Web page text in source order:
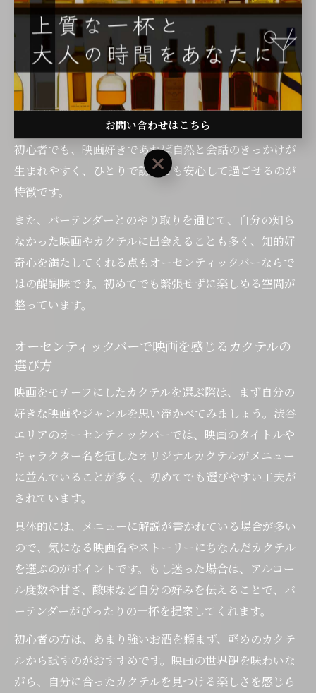
ルをゆっくりと味わえる点にあります。渋谷区道玄坂や
神泉、南平台町周辺には、映画の世界観を表現したカク
テルを提供するバーが点在しており、非日常的な雰囲気
を楽しみたい方に最適です。
例えば、映画の登場人物やシーンをイメージした色鮮や
かなカクテルは、味だけでなく見た目にも楽しめます。
初心者でも、映画好きであれば自然と会話のきっかけが
生まれやすく、ひとりで訪れても安心して過ごせるのが
特徴です。
また、バーテンダーとのやり取りを通じて、自分の知ら
なかった映画やカクテルに出会えることも多く、知的好
奇心を満たしてくれる点もオーセンティックバーならで
はの醍醐味です。初めてでも緊張せずに楽しめる空間が
整っています。
オーセンティックバーで映画を感じるカクテルの
選び方
映画をモチーフにしたカクテルを選ぶ際は、まず自分の
好きな映画やジャンルを思い浮かべてみましょう。渋谷
エリアのオーセンティックバーでは、映画のタイトルや
キャラクター名を冠したオリジナルカクテルがメニュー
に並んでいることが多く、初めてでも選びやすい工夫が
されています。
具体的には、メニューに解説が書かれている場合が多い
ので、気になる映画名やストーリーにちなんだカクテル
を選ぶのがポイントです。もし迷った場合は、アルコー
ル度数や甘さ、酸味など自分の好みを伝えることで、バ
ーテンダーがぴったりの一杯を提案してくれます。
初心者の方は、あまり強いお酒を頼まず、軽めのカクテ
ルから試すのがおすすめです。映画の世界観を味わいな
がら、自分に合ったカクテルを見つける楽しさを感じら
お問い合わせはこちら
お問い合わせはこちら